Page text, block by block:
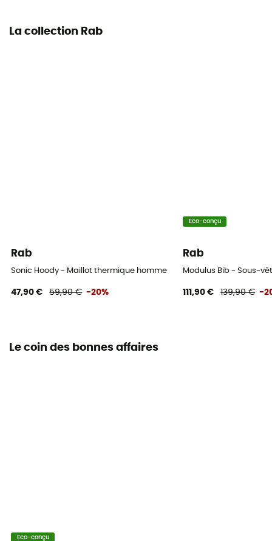
La collection Rab
Rab
Sonic Hoody - Maillot thermique homme
47,90 € 59,90 € -20%
Eco-conçu
Rab
Modulus Bib - Sous-
111,90 € 139,90 € -
Le coin des bonnes affaires
Eco-conçu